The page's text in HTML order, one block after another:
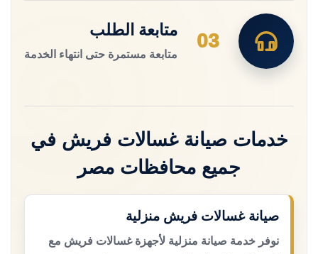
03
متابعة الطلب
متابعة مستمرة حتى انتهاء الخدمة
خدمات صيانة غسالات فريش في
جميع محافظات مصر
صيانة غسالات فريش منزلية
نوفر خدمة صيانة منزلية لأجهزة غسالات فريش مع